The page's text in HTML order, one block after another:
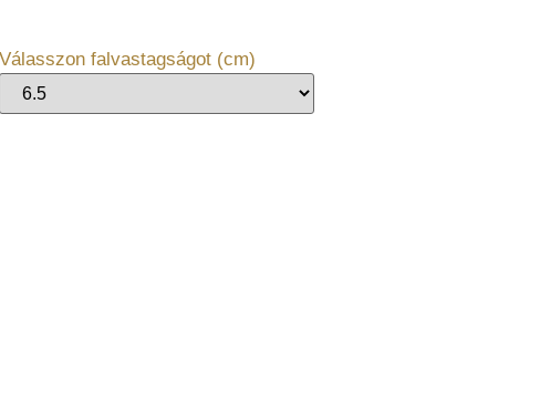
Válasszon falvastagságot (cm)